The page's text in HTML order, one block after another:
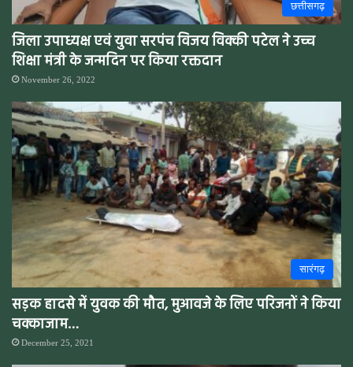
छत्तीसगढ़
जिला उपाध्यक्ष एवं युवा सरपंच विजय विक्की पटेल ने उच्च
शिक्षा मंत्री के जन्मदिन पर किया रक्तदान
November 26, 2022
सारंगढ़
सड़क हादसे में युवक की मौत, मुआवजे के लिए परिजनों ने किया
चक्काजाम…
December 25, 2021